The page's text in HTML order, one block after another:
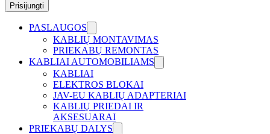
Prisijungti
PASLAUGOS
KABLIŲ MONTAVIMAS
PRIEKABŲ REMONTAS
KABLIAI AUTOMOBILIAMS
KABLIAI
ELEKTROS BLOKAI
JAV-EU KABLIŲ ADAPTERIAI
KABLIŲ PRIEDAI IR
AKSESUARAI
PRIEKABŲ DALYS